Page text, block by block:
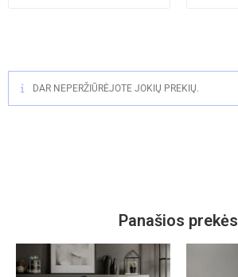
DAR NEPERŽIŪRĖJOTE JOKIŲ PREKIŲ.
Panašios prekės